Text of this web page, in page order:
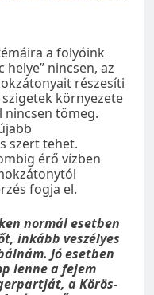
a folyóink
nincsen, az
részesíti
szigetek környezete
nincsen tömeg.
szert tehet.
érő vízben
fogja el.
normál esetben
inkább veszélyes
Jó esetben
lenne a fejem
a Körös-